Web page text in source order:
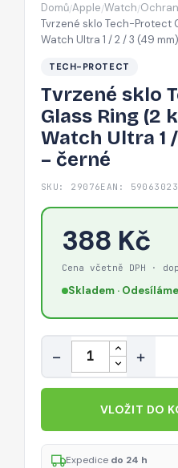
Domů/Apple/Watch/
Tvrzené sklo Tech-Protect
Watch Ultra 1 / 2 / 3 (49
TECH-PROTECT
Tvrzené sklo
Glass Ring (2
Watch Ultra 1
– černé
SKU: 29076EAN:
388 Kč
Cena včetně DPH ·
Skladem ·
Množství
− +
VLOŽIT DO
Expedice do 24 h